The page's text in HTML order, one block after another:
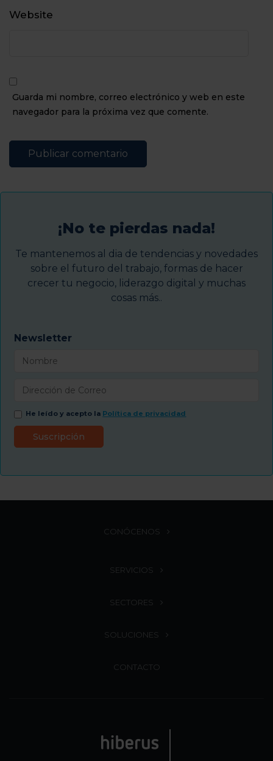
Website
Guarda mi nombre, correo electrónico y web en este
navegador para la próxima vez que comente.
¡No te pierdas nada!
Te mantenemos al dia de tendencias y novedades
sobre el futuro del trabajo, formas de hacer
crecer tu negocio, liderazgo digital y muchas
cosas más..
Newsletter
He leído y acepto la Política de privacidad
CONÓCENOS
SERVICIOS
SECTORES
SOLUCIONES
CONTACTO